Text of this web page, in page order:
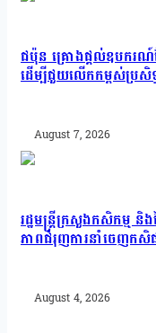
ជប៉ុន គ្រោងផ្តល់ឧបករ
ដើម្បីជួយលើកកម្ពស់ប្រ
August 7, 2026
រដ្ឋមន្រ្តីក្រសួងកសិកម្ម
ភាពជំរុញការនាំចេញកសិ
August 4, 2026